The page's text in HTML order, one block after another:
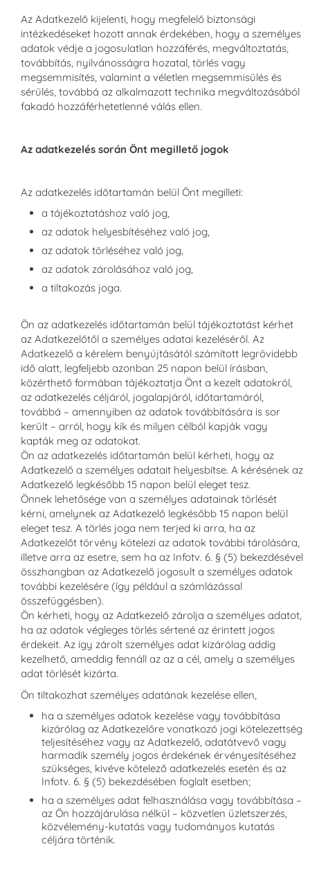
Az Adatkezelő kijelenti, hogy megfelelő biztonsági
intézkedéseket hozott annak érdekében, hogy a személyes
adatok védje a jogosulatlan hozzáférés, megváltoztatás,
továbbítás, nyilvánosságra hozatal, törlés vagy
megsemmisítés, valamint a véletlen megsemmisülés és
sérülés, továbbá az alkalmazott technika megváltozásából
fakadó hozzáférhetetlenné válás ellen.
Az adatkezelés során Önt megillető jogok
Az adatkezelés időtartamán belül Önt megilleti:
a tájékoztatáshoz való jog,
az adatok helyesbítéséhez való jog,
az adatok törléséhez való jog,
az adatok zárolásához való jog,
a tiltakozás joga.
Ön az adatkezelés időtartamán belül tájékoztatást kérhet
az Adatkezelőtől a személyes adatai kezeléséről. Az
Adatkezelő a kérelem benyújtásától számított legrövidebb
idő alatt, legfeljebb azonban 25 napon belül írásban,
közérthető formában tájékoztatja Önt a kezelt adatokról,
az adatkezelés céljáról, jogalapjáról, időtartamáról,
továbbá – amennyiben az adatok továbbítására is sor
került – arról, hogy kik és milyen célból kapják vagy
kapták meg az adatokat.
Ön az adatkezelés időtartamán belül kérheti, hogy az
Adatkezelő a személyes adatait helyesbítse. A kérésének az
Adatkezelő legkésőbb 15 napon belül eleget tesz.
Önnek lehetősége van a személyes adatainak törlését
kérni, amelynek az Adatkezelő legkésőbb 15 napon belül
eleget tesz. A törlés joga nem terjed ki arra, ha az
Adatkezelőt törvény kötelezi az adatok további tárolására,
illetve arra az esetre, sem ha az Infotv. 6. § (5) bekezdésével
összhangban az Adatkezelő jogosult a személyes adatok
további kezelésére (így például a számlázással
összefüggésben).
Ön kérheti, hogy az Adatkezelő zárolja a személyes adatot,
ha az adatok végleges törlés sértené az érintett jogos
érdekeit. Az így zárolt személyes adat kizárólag addig
kezelhető, ameddig fennáll az az a cél, amely a személyes
adat törlését kizárta.
Ön tiltakozhat személyes adatának kezelése ellen,
ha a személyes adatok kezelése vagy továbbítása
kizárólag az Adatkezelőre vonatkozó jogi kötelezettség
teljesítéséhez vagy az Adatkezelő, adatátvevő vagy
harmadik személy jogos érdekének érvényesítéséhez
szükséges, kivéve kötelező adatkezelés esetén és az
Infotv. 6. § (5) bekezdésében foglalt esetben;
ha a személyes adat felhasználása vagy továbbítása –
az Ön hozzájárulása nélkül – közvetlen üzletszerzés,
közvélemény-kutatás vagy tudományos kutatás
céljára történik.